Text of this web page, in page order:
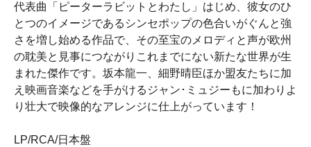
代表曲「ピーターラビットとわたし」はじめ、彼女のひ
とつのイメージであるシンセポップの色合いがぐんと強
さを増し始める作品で、その至宝のメロディと声が欧州
の耽美と見事につながりこれまでにない新たな世界が生
まれた傑作です。坂本龍一、細野晴臣ほか盟友たちに加
え映画音楽などを手がけるジャン･ミュジーもに加わりよ
り壮大で映像的なアレンジに仕上がっています！
LP/RCA/日本盤